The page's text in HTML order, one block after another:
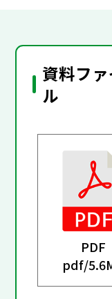
資料ファ
ル
PDF
pdf/